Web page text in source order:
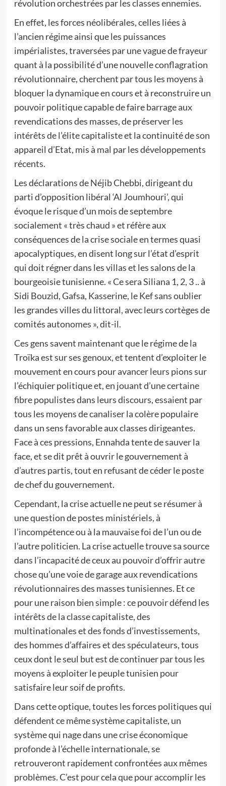
révolution orchestrées par les classes ennemies.
En effet, les forces néolibérales, celles liées à
l’ancien régime ainsi que les puissances
impérialistes, traversées par une vague de frayeur
quant à la possibilité d’une nouvelle conflagration
révolutionnaire, cherchent par tous les moyens à
bloquer la dynamique en cours et à reconstruire un
pouvoir politique capable de faire barrage aux
revendications des masses, de préserver les
intérêts de l’élite capitaliste et la continuité de son
appareil d’Etat, mis à mal par les développements
récents.
Les déclarations de Néjib Chebbi, dirigeant du
parti d’opposition libéral ‘Al Joumhouri’, qui
évoque le risque d’un mois de septembre
socialement « très chaud » et réfère aux
conséquences de la crise sociale en termes quasi
apocalyptiques, en disent long sur l’état d’esprit
qui doit régner dans les villas et les salons de la
bourgeoisie tunisienne. « Ce sera Siliana 1, 2, 3 .. à
Sidi Bouzid, Gafsa, Kasserine, le Kef sans oublier
les grandes villes du littoral, avec leurs cortèges de
comités autonomes », dit-il.
Ces gens savent maintenant que le régime de la
Troïka est sur ses genoux, et tentent d’exploiter le
mouvement en cours pour avancer leurs pions sur
l’échiquier politique et, en jouant d’une certaine
fibre populistes dans leurs discours, essaient par
tous les moyens de canaliser la colère populaire
dans un sens favorable aux classes dirigeantes.
Face à ces pressions, Ennahda tente de sauver la
face, et se dit prêt à ouvrir le gouvernement à
d’autres partis, tout en refusant de céder le poste
de chef du gouvernement.
Cependant, la crise actuelle ne peut se résumer à
une question de postes ministériels, à
l’incompétence ou à la mauvaise foi de l’un ou de
l’autre politicien. La crise actuelle trouve sa source
dans l’incapacité de ceux au pouvoir d’offrir autre
chose qu’une voie de garage aux revendications
révolutionnaires des masses tunisiennes. Et ce
pour une raison bien simple : ce pouvoir défend les
intérêts de la classe capitaliste, des
multinationales et des fonds d’investissements,
des hommes d’affaires et des spéculateurs, tous
ceux dont le seul but est de continuer par tous les
moyens à exploiter le peuple tunisien pour
satisfaire leur soif de profits.
Dans cette optique, toutes les forces politiques qui
défendent ce même système capitaliste, un
système qui nage dans une crise économique
profonde à l’échelle internationale, se
retrouveront rapidement confrontées aux mêmes
problèmes. C’est pour cela que pour accomplir les